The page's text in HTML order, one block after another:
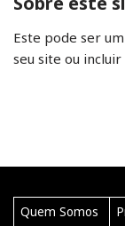
Este pode ser
seu site ou
Quem Somos